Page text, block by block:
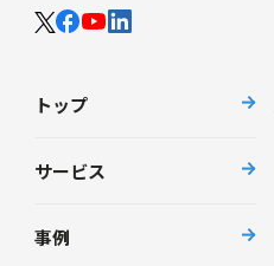
トップ
サービス
事例